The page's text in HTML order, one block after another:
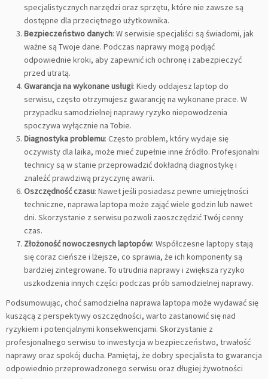
specjalistycznych narzędzi oraz sprzętu, które nie zawsze są
dostępne dla przeciętnego użytkownika.
Bezpieczeństwo danych: W serwisie specjaliści są świadomi, jak
ważne są Twoje dane. Podczas naprawy mogą podjąć
odpowiednie kroki, aby zapewnić ich ochronę i zabezpieczyć
przed utratą.
Gwarancja na wykonane usługi: Kiedy oddajesz laptop do
serwisu, często otrzymujesz gwarancję na wykonane prace. W
przypadku samodzielnej naprawy ryzyko niepowodzenia
spoczywa wyłącznie na Tobie.
Diagnostyka problemu: Często problem, który wydaje się
oczywisty dla laika, może mieć zupełnie inne źródło. Profesjonalni
technicy są w stanie przeprowadzić dokładną diagnostykę i
znaleźć prawdziwą przyczynę awarii.
Oszczędność czasu: Nawet jeśli posiadasz pewne umiejętności
techniczne, naprawa laptopa może zająć wiele godzin lub nawet
dni. Skorzystanie z serwisu pozwoli zaoszczędzić Twój cenny
czas.
Złożoność nowoczesnych laptopów: Współczesne laptopy stają
się coraz cieńsze i lżejsze, co sprawia, że ich komponenty są
bardziej zintegrowane. To utrudnia naprawy i zwiększa ryzyko
uszkodzenia innych części podczas prób samodzielnej naprawy.
Podsumowując, choć samodzielna naprawa laptopa może wydawać się
kuszącą z perspektywy oszczędności, warto zastanowić się nad
ryzykiem i potencjalnymi konsekwencjami. Skorzystanie z
profesjonalnego serwisu to inwestycja w bezpieczeństwo, trwałość
naprawy oraz spokój ducha. Pamiętaj, że dobry specjalista to gwarancja
odpowiednio przeprowadzonego serwisu oraz długiej żywotności